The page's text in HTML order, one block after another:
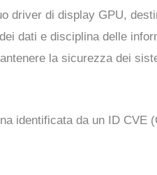
driver di display GPU,
dati e disciplina delle
la sicurezza dei
identificata da un ID